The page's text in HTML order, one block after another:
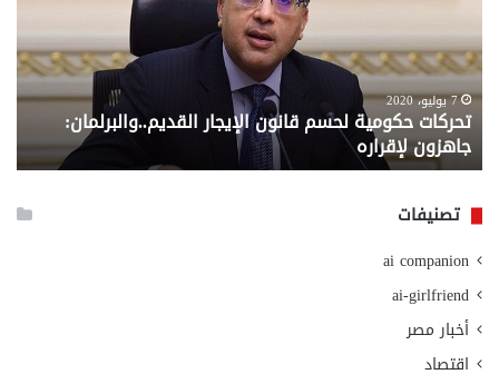
القديم..والبرلمان:
جاهزون
لإقراره
7 يوليو، 2020
تحركات حكومية لحسم قانون الإيجار القديم..والبرلمان:
جاهزون لإقراره
من
تصنيفات
ai companion
ai-girlfriend
أخبار مصر
اقتصاد